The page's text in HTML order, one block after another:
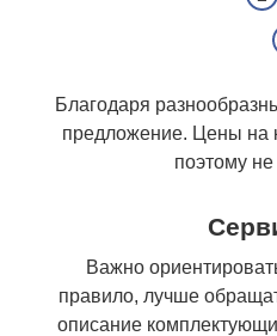
Благодаря
предложение. Цены на
поэтому
Важно
правило, лучше
описание